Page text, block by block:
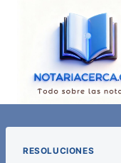
RESOLUCIONES